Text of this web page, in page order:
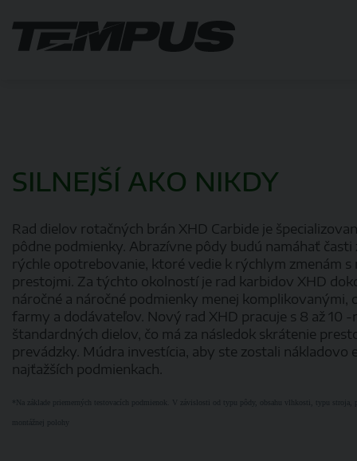
SILNEJŠÍ AKO NIKDY
Rad dielov rotačných brán XHD Carbide je
pôdne podmienky. Abrazívne pôdy budú namáhať časti
rýchle opotrebovanie, ktoré vedie k rýchlym zmenám s
prestojmi. Za týchto okolností je rad karbidov XHD
náročné a náročné podmienky menej komplikovanými,
farmy a dodávateľov. Nový rad XHD pracuje s 8 až 10
štandardných dielov, čo má za následok skrátenie
prevádzky. Múdra investícia, aby ste zostali nákladovo
najťažších podmienkach.
*Na základe priemerných testovacích podmienok. V závislosti od typu pôdy, obsahu vlhkosti, typu